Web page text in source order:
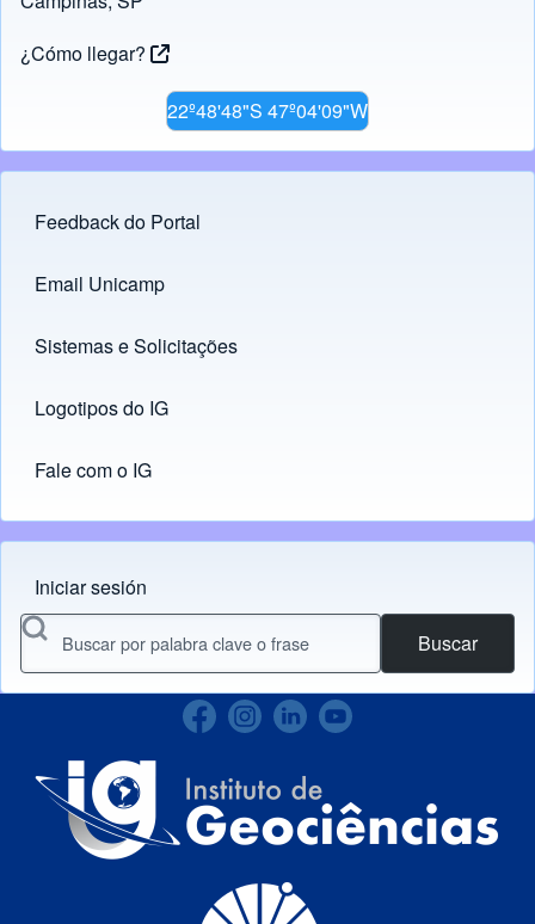
¿Cómo llegar?
22º48'48"S 47º04'09"W
Footer menu
Feedback do Portal
Links
Email Unicamp
(opens in new tab)
Sistemas e Solicitações
(opens in new tab)
Logotipos do IG
(opens in new tab)
Fale com o IG
Menu do usuário
Iniciar sesión
Buscar